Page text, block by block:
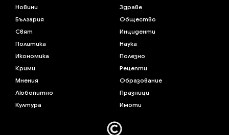
Новини
България
Свят
Политика
Икономика
Крими
Мнения
Любопитно
Култура
Здраве
Общество
Инциденти
Наука
Полезно
Рецепти
Образование
Празници
Имоти